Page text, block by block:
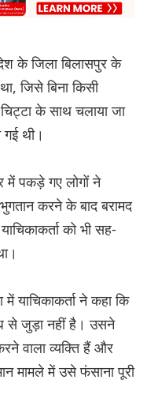
के जिला बिलासपुर के
जिसे बिना किसी
के साथ चलाया जा
गई थी।
में पकड़े गए लोगों ने
करने के बाद बरामद
को भी सह-
में याचिकाकर्ता ने कहा कि
से जुड़ा नहीं है। उसने
वाला व्यक्ति हैं और
मामले में उसे फंसाना पूरी